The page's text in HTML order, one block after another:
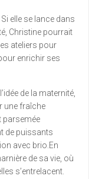
Si elle se lance dans
Christine pourrait
ateliers pour
enrichir ses
de la maternité,
une fraîche
parsemée
de puissants
avec brio.En
de sa vie, où
s’entrelacent.